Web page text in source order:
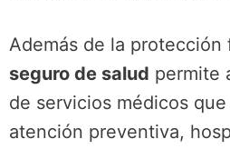
Además de la protección
seguro de salud permite
de servicios médicos
atención preventiva,